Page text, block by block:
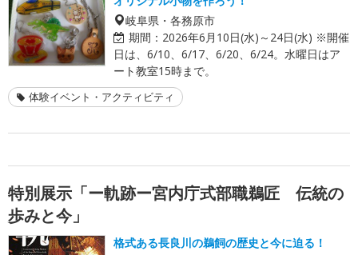
岐阜県・各務原市
期間： 2026年6月10日(水)～24日(水) ※開催
日は、6/10、6/17、6/20、6/24。水曜日はア
ート教室15時まで。
体験イベント・アクティビティ
特別展示「ー軌跡ー宮内庁式部職鵜匠 伝統の
歩みと今」
格式ある長良川の鵜飼の歴史と今に迫る！